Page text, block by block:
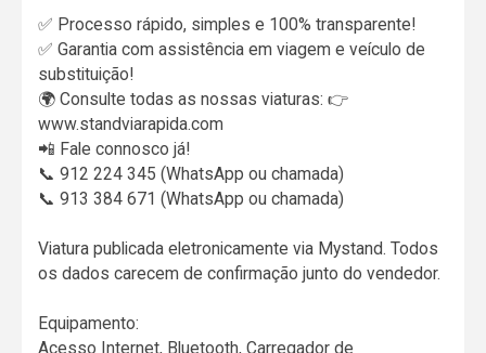
✅ Processo rápido, simples e 100% transparente!
✅ Garantia com assistência em viagem e veículo de
substituição!
🌍 Consulte todas as nossas viaturas: 👉
www.standviarapida.com
📲 Fale connosco já!
📞 912 224 345 (WhatsApp ou chamada)
📞 913 384 671 (WhatsApp ou chamada)
Viatura publicada eletronicamente via Mystand. Todos
os dados carecem de confirmação junto do vendedor.
Equipamento:
Acesso Internet, Bluetooth, Carregador de